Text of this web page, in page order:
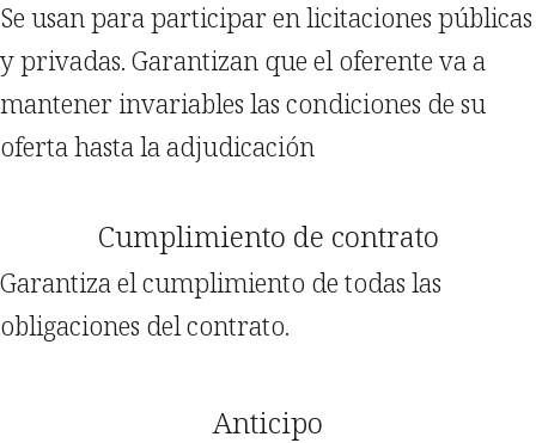
Se usan para participar en licitaciones públicas
y privadas. Garantizan que el oferente va a
mantener invariables las condiciones de su
oferta hasta la adjudicación
Cumplimiento de contrato
Garantiza el cumplimiento de todas las
obligaciones del contrato.
Anticipo